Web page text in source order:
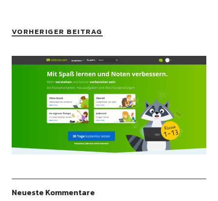
VORHERIGER BEITRAG
Neueste Kommentare